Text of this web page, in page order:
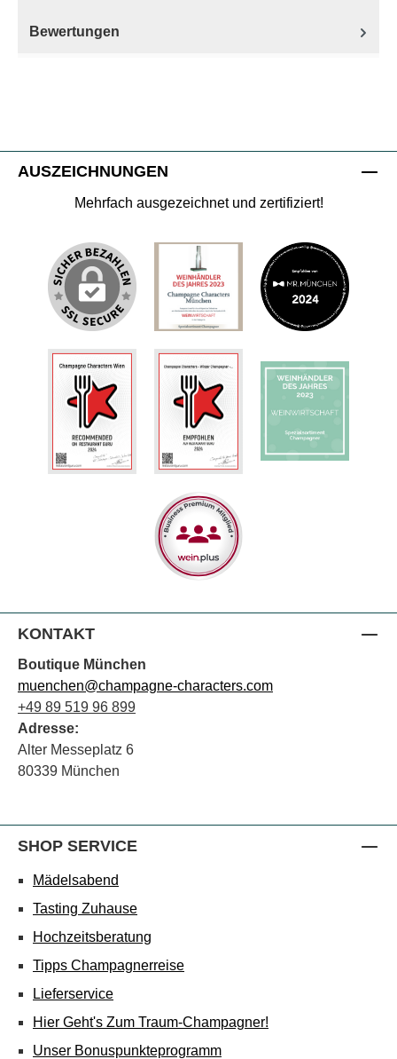
Bewertungen
AUSZEICHNUNGEN
Mehrfach ausgezeichnet und zertifiziert!
KONTAKT
Boutique München
muenchen@champagne-characters.com
+49 89 519 96 899
Adresse:
Alter Messeplatz 6
80339 München
SHOP SERVICE
Mädelsabend
Tasting Zuhause
Hochzeitsberatung
Tipps Champagnerreise
Lieferservice
Hier Geht's Zum Traum-Champagner!
Unser Bonuspunkteprogramm